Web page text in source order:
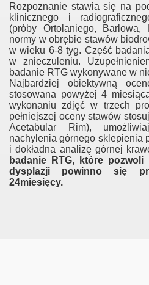
Rozpoznanie stawia się na
klinicznego i
(próby Ortolaniego, Barlowa,
normy w obrębie stawów
w wieku 6-8 tyg. Część
w znieczuleniu.
badanie RTG wykonywane w
Najbardziej obiektywną
stosowana powyżej 4
wykonaniu zdjęć w trzech
pełniejszej oceny stawów
Acetabular Rim),
nachylenia górnego sklepienia
i dokładna analizę górnej
badanie RTG, które
dysplazji powinno się
24miesięcy.